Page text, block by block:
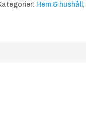
Hem & hushåll ,